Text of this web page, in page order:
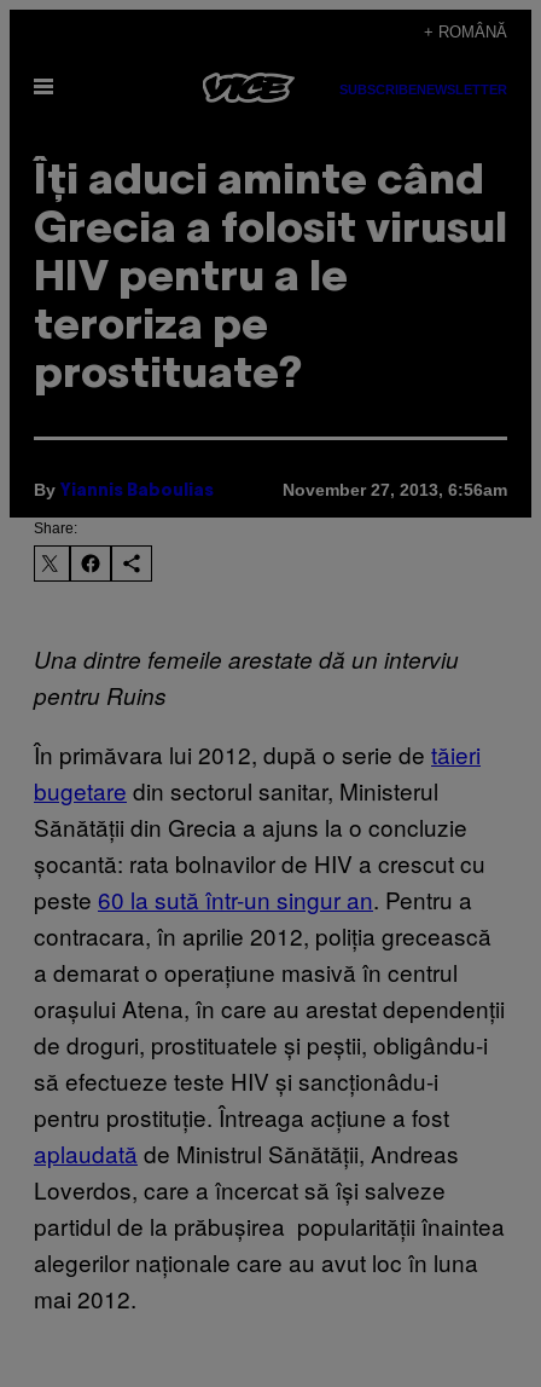
content
+ ROMÂNĂ
Open
SUBSCRIBENEWSLETTER
Îți aduci aminte când
Grecia a folosit virusul
HIV pentru a le
teroriza pe
prostituate?
By Yiannis Baboulias November 27, 2013, 6:56am
Share:
Una dintre femeile arestate dă un interviu
pentru Ruins
În primăvara lui 2012, după o serie de tăieri
bugetare din sectorul sanitar, Ministerul
Sănătății din Grecia a ajuns la o concluzie
șocantă: rata bolnavilor de HIV a crescut cu
peste 60 la sută într-un singur an. Pentru a
contracara, în aprilie 2012, poliția grecească
a demarat o operațiune masivă în centrul
orașului Atena, în care au arestat dependenții
de droguri, prostituatele și peștii, obligându-i
să efectueze teste HIV și sancționâdu-i
pentru prostituție. Întreaga acțiune a fost
aplaudată de Ministrul Sănătății, Andreas
Loverdos, care a încercat să își salveze
partidul de la prăbușirea popularității înaintea
alegerilor naționale care au avut loc în luna
mai 2012.